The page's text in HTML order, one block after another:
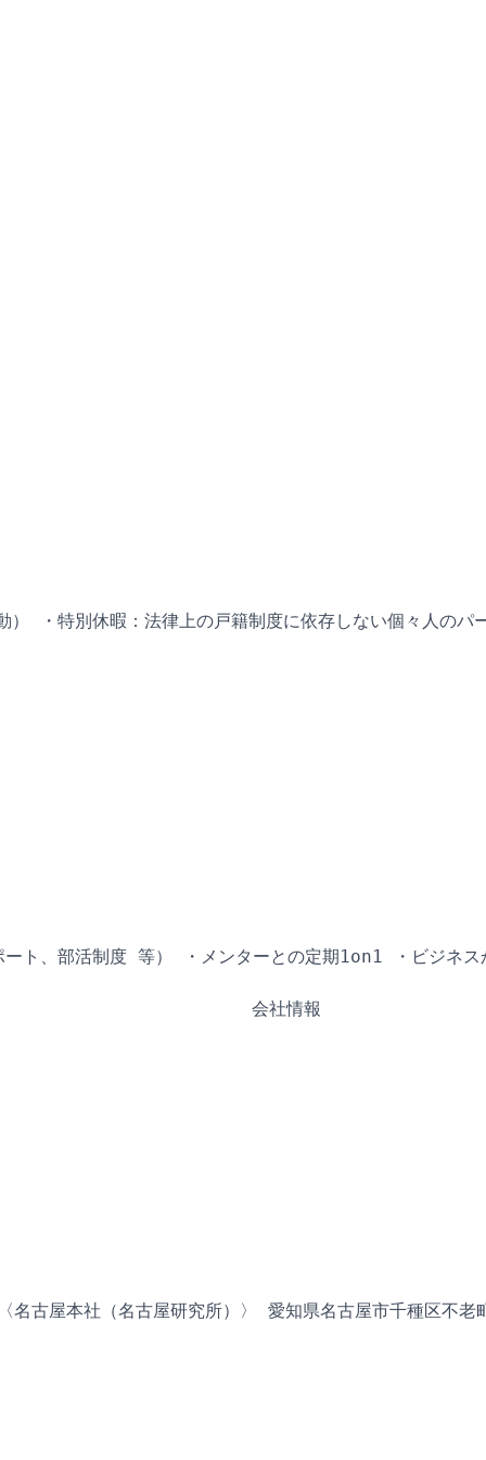
・特別休暇：法律上の戸籍制度に依存しない個々人の
ト、部活制度 等） ・メンターとの定期1on1 ・ビジネ
会社情報
名古屋本社（名古屋研究所）〉 愛知県名古屋市